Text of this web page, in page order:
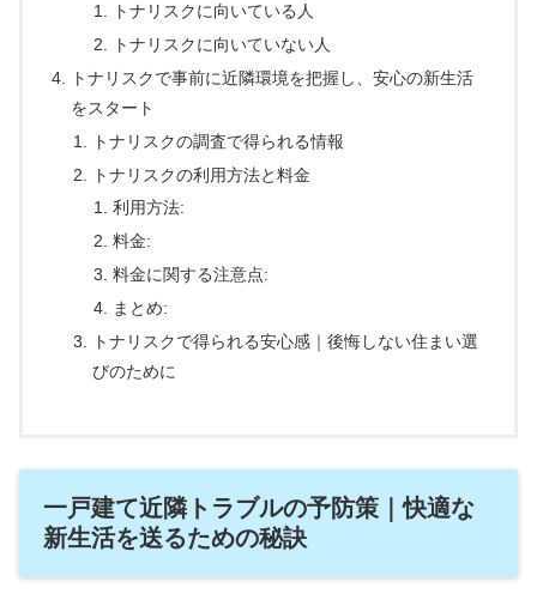
トナリスクに向いている人
トナリスクに向いていない人
トナリスクで事前に近隣環境を把握し、安心の新生活
をスタート
トナリスクの調査で得られる情報
トナリスクの利用方法と料金
利用方法:
料金:
料金に関する注意点:
まとめ:
トナリスクで得られる安心感｜後悔しない住まい選
びのために
一戸建て近隣トラブルの予防策｜快適な
新生活を送るための秘訣